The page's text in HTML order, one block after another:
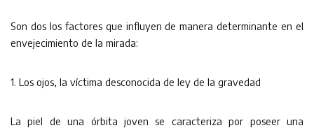
Son dos los factores que influyen de manera determinante en el
envejecimiento de la mirada:
1. Los ojos, la víctima desconocida de ley de la gravedad
La piel de una órbita joven se caracteriza por poseer una